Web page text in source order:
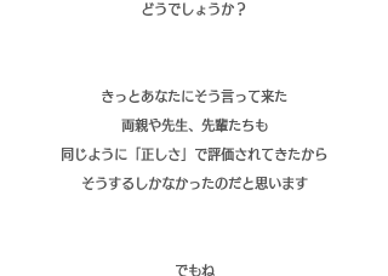
どうでしょうか？
きっとあなたにそう言って来た
両親や先生、先輩たちも
同じように「正しさ」で評価されてきたから
そうするしかなかったのだと思います
でもね